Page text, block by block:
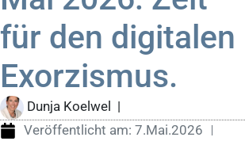
für den digitalen
Exorzismus.
Dunja Koelwel
|
Veröffentlicht am: 7.Mai.2026